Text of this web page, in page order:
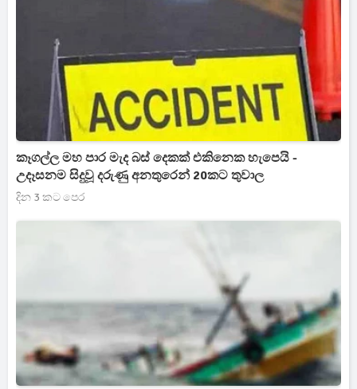
කෑගල්ල මහ පාර මැද බස් දෙකක් එකිනෙක හැපෙයි -
උදෑසනම සිදුවූ දරුණු අනතුරෙන් 20කට තුවාල
දින 3 කට පෙර